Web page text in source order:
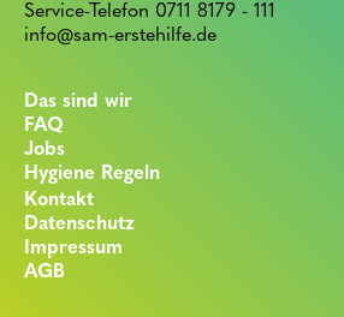
Service-Telefon 0711 8179 - 111
info@sam-erstehilfe.de
Das sind wir
FAQ
Jobs
Hygiene Regeln
Kontakt
Datenschutz
Impressum
AGB